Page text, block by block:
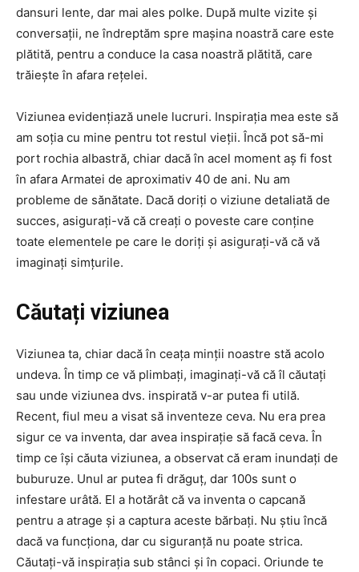
dansuri lente, dar mai ales polke. După multe vizite și
conversații, ne îndreptăm spre mașina noastră care este
plătită, pentru a conduce la casa noastră plătită, care
trăiește în afara rețelei.
Viziunea evidențiază unele lucruri. Inspirația mea este să
am soția cu mine pentru tot restul vieții. Încă pot să-mi
port rochia albastră, chiar dacă în acel moment aș fi fost
în afara Armatei de aproximativ 40 de ani. Nu am
probleme de sănătate. Dacă doriți o viziune detaliată de
succes, asigurați-vă că creați o poveste care conține
toate elementele pe care le doriți și asigurați-vă că vă
imaginați simțurile.
Căutați viziunea
Viziunea ta, chiar dacă în ceața minții noastre stă acolo
undeva. În timp ce vă plimbați, imaginați-vă că îl căutați
sau unde viziunea dvs. inspirată v-ar putea fi utilă.
Recent, fiul meu a visat să inventeze ceva. Nu era prea
sigur ce va inventa, dar avea inspirație să facă ceva. În
timp ce își căuta viziunea, a observat că eram inundați de
buburuze. Unul ar putea fi drăguț, dar 100s sunt o
infestare urâtă. El a hotărât că va inventa o capcană
pentru a atrage și a captura aceste bărbați. Nu știu încă
dacă va funcționa, dar cu siguranță nu poate strica.
Căutați-vă inspirația sub stânci și în copaci. Oriunde te